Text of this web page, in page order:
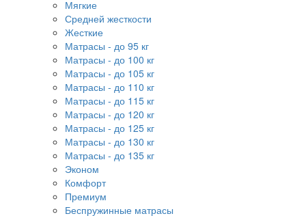
Мягкие
Средней жесткости
Жесткие
Матрасы - до 95 кг
Матрасы - до 100 кг
Матрасы - до 105 кг
Матрасы - до 110 кг
Матрасы - до 115 кг
Матрасы - до 120 кг
Матрасы - до 125 кг
Матрасы - до 130 кг
Матрасы - до 135 кг
Эконом
Комфорт
Премиум
Беспружинные матрасы